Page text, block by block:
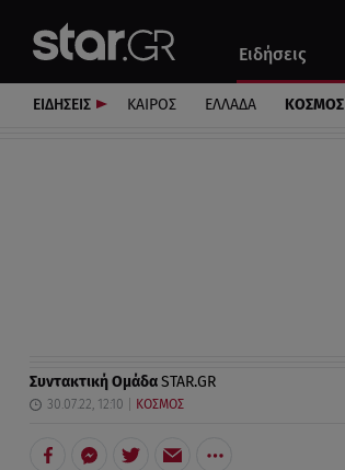
Ειδήσεις
Αυτοκίνητο
ΕΙΔΗΣΕΙΣ ΚΑΙΡΟΣ ΕΛΛΑΔΑ ΚΟΣΜΟΣ
Συντακτική ΟμάδαSTAR.GR
30.07.22, 12:10 ΚΟΣΜΟΣ